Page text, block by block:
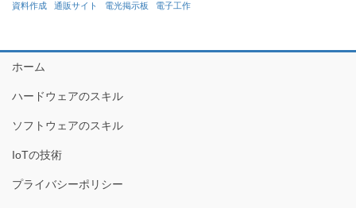
資料作成 通販サイト 電光掲示板 電子工作
ホーム
ハードウェアのスキル
ソフトウェアのスキル
IoTの技術
プライバシーポリシー